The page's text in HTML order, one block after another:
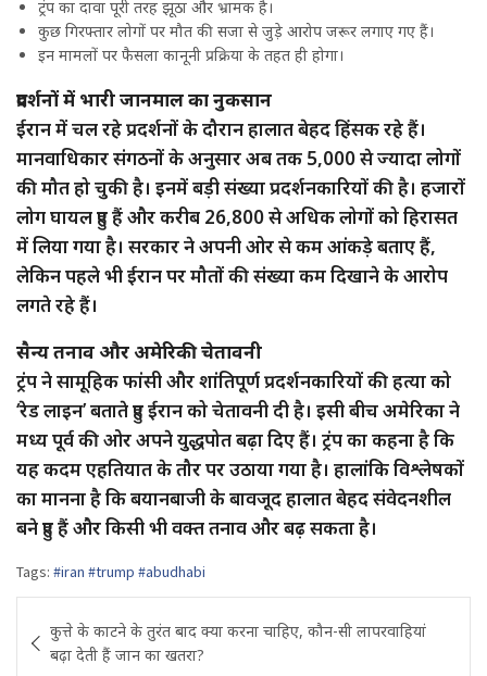
ट्रंप का दावा पूरी तरह झूठा और भ्रामक है।
कुछ गिरफ्तार लोगों पर मौत की सजा से जुड़े आरोप जरूर लगाए गए हैं।
इन मामलों पर फैसला कानूनी प्रक्रिया के तहत ही होगा।
प्रदर्शनों में भारी जानमाल का नुकसान
ईरान में चल रहे प्रदर्शनों के दौरान हालात बेहद हिंसक रहे हैं।
मानवाधिकार संगठनों के अनुसार अब तक 5,000 से ज्यादा लोगों
की मौत हो चुकी है। इनमें बड़ी संख्या प्रदर्शनकारियों की है। हजारों
लोग घायल हुए हैं और करीब 26,800 से अधिक लोगों को हिरासत
में लिया गया है। सरकार ने अपनी ओर से कम आंकड़े बताए हैं,
लेकिन पहले भी ईरान पर मौतों की संख्या कम दिखाने के आरोप
लगते रहे हैं।
सैन्य तनाव और अमेरिकी चेतावनी
ट्रंप ने सामूहिक फांसी और शांतिपूर्ण प्रदर्शनकारियों की हत्या को
‘रेड लाइन’ बताते हुए ईरान को चेतावनी दी है। इसी बीच अमेरिका ने
मध्य पूर्व की ओर अपने युद्धपोत बढ़ा दिए हैं। ट्रंप का कहना है कि
यह कदम एहतियात के तौर पर उठाया गया है। हालांकि विश्लेषकों
का मानना है कि बयानबाजी के बावजूद हालात बेहद संवेदनशील
बने हुए हैं और किसी भी वक्त तनाव और बढ़ सकता है।
Tags: #iran #trump #abudhabi
navigation
कुत्ते के काटने के तुरंत बाद क्या करना चाहिए, कौन-सी लापरवाहियां
बढ़ा देती हैं जान का खतरा?